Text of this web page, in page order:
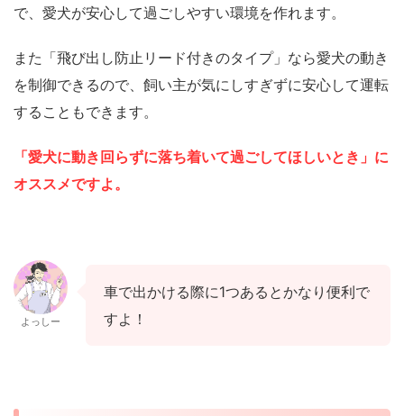
で、愛犬が安心して過ごしやすい環境を作れます。
また「飛び出し防止リード付きのタイプ」なら愛犬の動き
を制御できるので、飼い主が気にしすぎずに安心して運転
することもできます。
「愛犬に動き回らずに落ち着いて過ごしてほしいとき」に
オススメですよ。
よっしー
車で出かける際に1つあるとかなり便利で
すよ！